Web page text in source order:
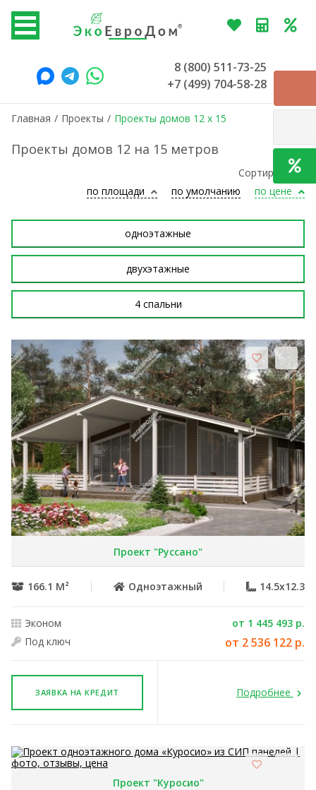
8 (800) 511-73-25
+7 (499) 704-58-28
Главная / Проекты / Проекты домов 12 x 15
Проекты домов 12 на 15 метров
Сортировать:
по умолчанию
по площади по цене
одноэтажные
двухэтажные
4 спальни
Проект "Руссано"
166.1 М² Одноэтажный 14.5x12.3
Эконом
от 1 445 493 р.
Под ключ
от 2 536 122 р.
ЗАЯВКА НА КРЕДИТ Подробнее
Проект "Куросио"